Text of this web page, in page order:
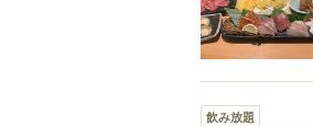
飲み放題